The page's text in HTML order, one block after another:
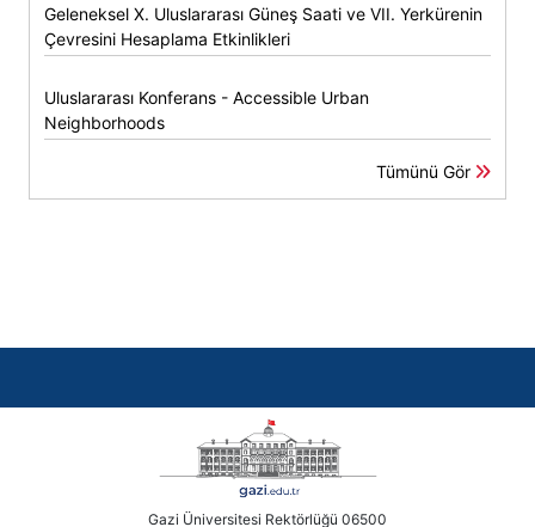
Geleneksel X. Uluslararası Güneş Saati ve VII. Yerkürenin
Çevresini Hesaplama Etkinlikleri
Uluslararası Konferans - Accessible Urban
Neighborhoods
Tümünü Gör
Gazi Üniversitesi Rektörlüğü 06500